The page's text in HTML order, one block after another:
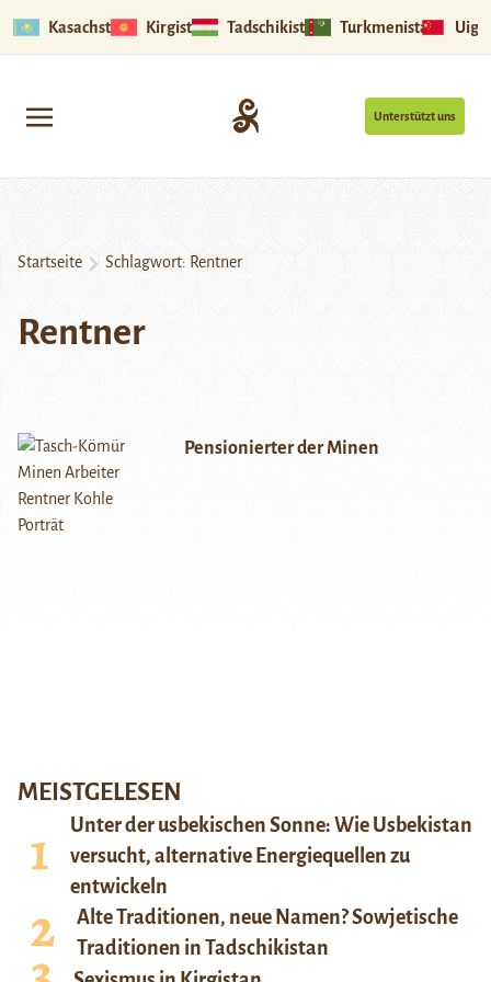
Kasachstan Kirgistan Tadschikistan Turkmenistan
Unterstützt uns
Startseite Schlagwort: Rentner
Rentner
Pensionierter der Minen
MEISTGELESEN
Unter der usbekischen Sonne: Wie Usbekistan
versucht, alternative Energiequellen zu
entwickeln
Alte Traditionen, neue Namen? Sowjetische
Traditionen in Tadschikistan